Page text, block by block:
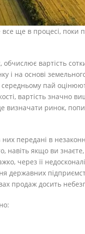
все ще в процесі, поки
вартість
і на основі
середньому пай
вартість значно
визначати ринок,
передані в
навіть якщо ви знаєте,
через її
державних
продаж досить